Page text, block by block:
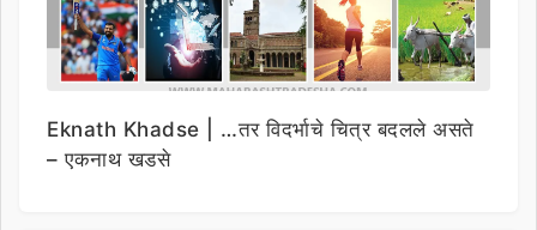
Eknath Khadse | …तर विदर्भाचे चित्र बदलले असते
– एकनाथ खडसे